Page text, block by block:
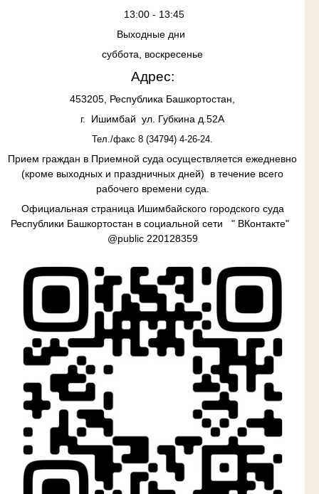
13:00 - 13:45
Выходные дни
суббота, воскресенье
Адрес:
453205, Республика Башкортостан,
г. Ишимбай ул. Губкина д.52А
Тел./факс 8 (34794) 4-26-24.
Прием граждан в Приемной суда осуществляется ежедневно
(кроме выходных и праздничных дней) в течение всего
рабочего времени суда.
Официальная страница Ишимбайского городского суда
Республики Башкортостан в социальной сети " ВКонтакте"
@public220128359